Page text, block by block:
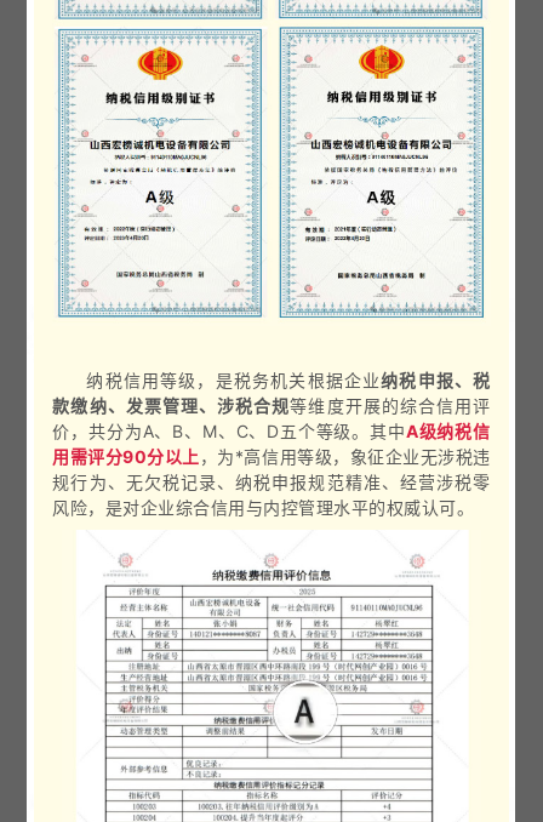
纳税信用等级，是税务机关根据企业纳税申报、税
款缴纳、发票管理、涉税合规等维度开展的综合信用评
价，共分为A、B、M、C、D五个等级。其中A级纳税信
用需评分90分以上 ，为*高信用等级，象征企业无涉税违
规行为、无欠税记录、纳税申报规范精准、经营涉税零
风险，是对企业综合信用与内控管理水平的权威认可。